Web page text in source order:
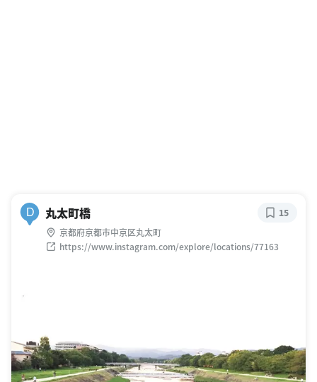
D 丸太町橋
京都府京都市中京区丸太町
https://www.instagram.com/explore/locations/77163
15